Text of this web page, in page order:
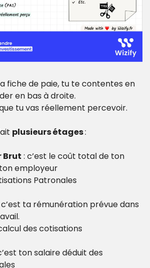
fiche de paie, tu te contentes en
en bas à droite.
tu vas réellement percevoir.
plusieurs étages :
Brut : c’est le coût total de ton
employeur
Patronales
c’est ta rémunération prévue dans
des cotisations
ton salaire déduit des